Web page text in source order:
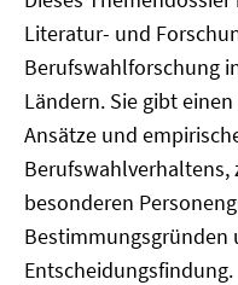
Literatur- und
Berufswahlforschung
Ländern. Sie gibt
Ansätze und
Berufswahlverhaltens,
besonderen
Bestimmungsgründen
Entscheidungsfindung.